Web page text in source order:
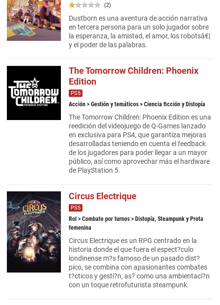
(2)
Dustborn es una aventura de acción narrativa
en tercera persona para un solo jugador sobre
la esperanza, la amistad, el amor, los robotsâ€¦
y el poder de las palabras.
The Tomorrow Children: Phoenix
Edition
PS5
Acción > Gestión y temáticos > Ciencia ficción y Distopía
The Tomorrow Children: Phoenix Edition es una
reedición del videojuego de Q-Games lanzado
en exclusiva para PS4, que garantiza mejoras
desarrolladas teniendo en cuenta el feedback
de los jugadores para poder llegar a un mayor
público, así como aprovechar más el hardware
de PlayStation 5.
Circus Electrique
PS5
Rol > Combate por turnos > Distopía, Steampunk y Prota
femenina
Circus Electrique es un RPG centrado en la
historia donde el que fuera el espect?culo
londinense m?s famoso de un pasado dist?
pico, se combina con apasionantes combates
t?cticos y gesti?n, as? como una ambientaci?n
con un toque retrofuturista steampunk.